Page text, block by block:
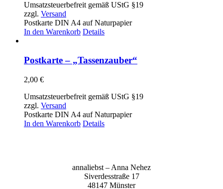
Umsatzsteuerbefreit gemäß UStG §19
zzgl. Versand
Postkarte DIN A4 auf Naturpapier
In den Warenkorb Details
Postkarte – „Tassenzauber“
2,00 €
Umsatzsteuerbefreit gemäß UStG §19
zzgl. Versand
Postkarte DIN A4 auf Naturpapier
In den Warenkorb Details
anna­liebst – Anna Nehez
Sive­r­des­stra­ße 17
48147 Müns­ter